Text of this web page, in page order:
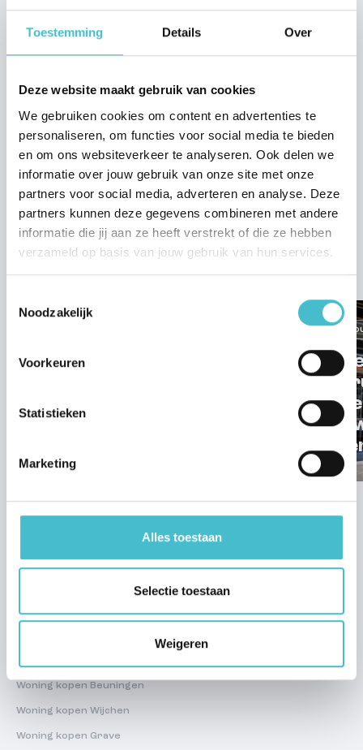
Toestemming Details Over
Deze website maakt gebruik van cookies
We gebruiken cookies om content en advertenties te
personaliseren, om functies voor social media te bieden
en om ons websiteverkeer te analyseren. Ook delen we
informatie over jouw gebruik van onze site met onze
partners voor social media, adverteren en analyse. Deze
partners kunnen deze gegevens combineren met andere
informatie die jij aan ze heeft verstrekt of die ze hebben
verzameld op basis van jouw gebruik van hun services.
Noodzakelijk
Voorkeuren
Statistieken
Marketing
Alles toestaan
Selectie toestaan
Weigeren
hypotheekadviseur. Onze collega’s van LIV Hypotheken &
Verzekeringen zijn gespecialiseerd in de aankoop van een
Vragen?
Heb je op dit moment nog vragen? Neem dan gerust
contact met ons op via 024 – 6 790 921 of via
Verder lezen
om je
Woning kopen Beuningen
Woning kopen Wijchen
Woning kopen Grave